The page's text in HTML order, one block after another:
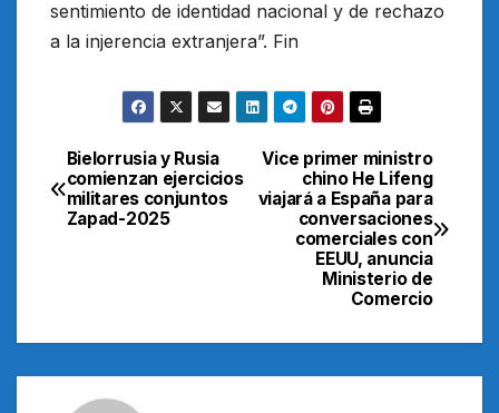
sentimiento de identidad nacional y de rechazo
a la injerencia extranjera”. Fin
Navegación
de
Vice primer ministro
chino He Lifeng
viajará a España para
conversaciones
comerciales con
EEUU, anuncia
Ministerio de
Comercio
Bielorrusia y Rusia
comienzan ejercicios
militares conjuntos
Zapad-2025